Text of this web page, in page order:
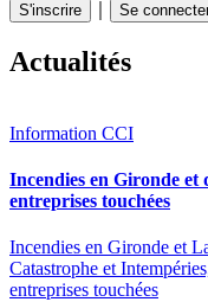
S'inscrire Se
Actualités
Information CCI
Incendies en Gironde et
entreprises touchées
Incendies en Gironde et
Catastrophe et
entreprises touchées